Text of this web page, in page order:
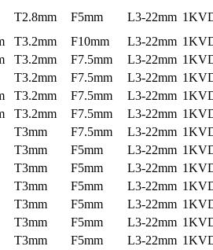
T2.8mm F5mm L3-22mm
T3.2mm F10mm L3-22mm
T3.2mm F7.5mm L3-22mm
T3.2mm F7.5mm L3-22mm
T3.2mm F7.5mm L3-22mm
T3.2mm F7.5mm L3-22mm
T3mm F7.5mm L3-22mm
T3mm F5mm L3-22mm
T3mm F5mm L3-22mm
T3mm F5mm L3-22mm
T3mm F5mm L3-22mm
T3mm F5mm L3-22mm
T3mm F5mm L3-22mm